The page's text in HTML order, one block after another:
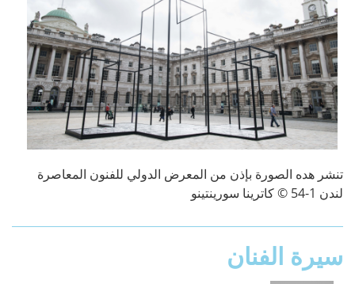
تنشر هده الصورة بإذن من المعرض الدولي للفنون المعاصرة
لندن 1-54 © كاترينا سورينتينو
سيرة الفنان